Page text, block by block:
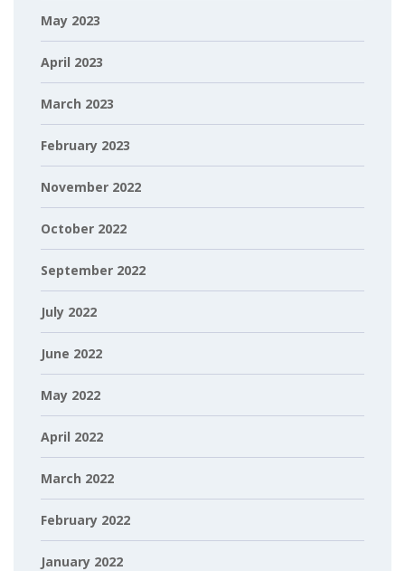
May 2023
April 2023
March 2023
February 2023
November 2022
October 2022
September 2022
July 2022
June 2022
May 2022
April 2022
March 2022
February 2022
January 2022